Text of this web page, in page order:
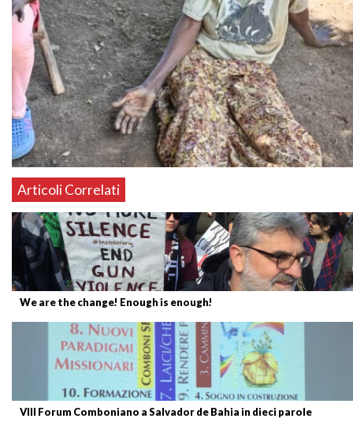
Articoli Correlati
We are the change! Enough is enough!
VIII Forum Comboniano a Salvador de Bahia in dieci parole